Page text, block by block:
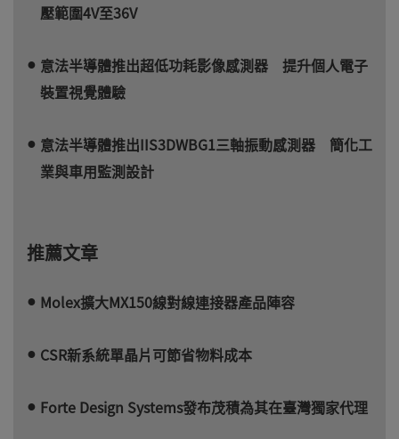
壓範圍4V至36V
意法半導體推出超低功耗影像感測器 提升個人電子
裝置視覺體驗
意法半導體推出IIS3DWBG1三軸振動感測器 簡化工
業與車用監測設計
推薦文章
Molex擴大MX150線對線連接器產品陣容
CSR新系統單晶片可節省物料成本
Forte Design Systems發布茂積為其在臺灣獨家代理